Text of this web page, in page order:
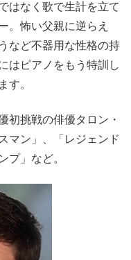
はなく歌で生計を立て
。怖い父親に逆らえ
など不器用な性格の持
はピアノをもう特訓し
す。
初挑戦の俳優タロン・
マン」、「レジェンド
プ」など。